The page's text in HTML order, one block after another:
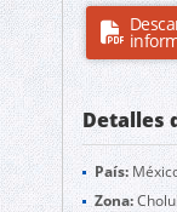
Detalles
País:
Zona: